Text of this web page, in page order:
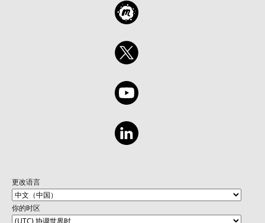
更改语言
你的时区